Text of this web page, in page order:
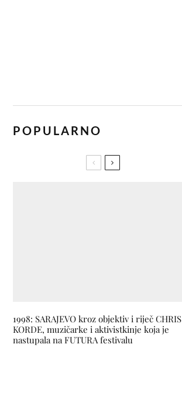
POPULARNO
1998: SARAJEVO kroz objektiv i riječ CHRIS
KORDE, muzičarke i aktivistkinje koja je
nastupala na FUTURA festivalu